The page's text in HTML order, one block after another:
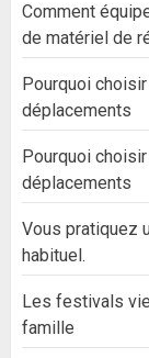
Comment
de matériel de
Pourquoi
déplacements
Pourquoi
déplacements
Vous pratiquez
habituel.
Les festivals
famille